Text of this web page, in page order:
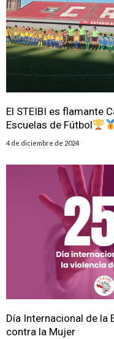
El STEIBI es flamante
Escuelas de Fútbol
4 de diciembre de 2024
Día Internacional de la
contra la Mujer